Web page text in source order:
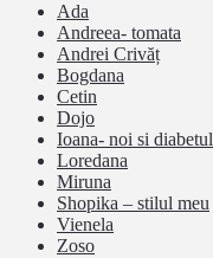
Ada
Andreea- tomata
Andrei Crivăț
Bogdana
Cetin
Dojo
Ioana- noi si diabetul
Loredana
Miruna
Shopika – stilul meu
Vienela
Zoso